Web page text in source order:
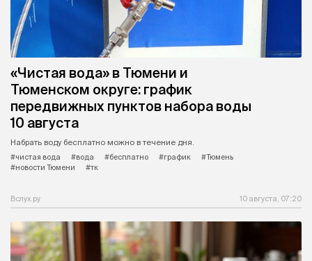
«Чистая вода» в Тюмени и
Тюменском округе: график
передвижных пунктов набора воды
10 августа
Набрать воду бесплатно можно в течение дня.
#чистая вода
#вода #бесплатно #график
#Тюмень
#новости Тюмени
#тк
Вслух.ру 10 августа, 07:20